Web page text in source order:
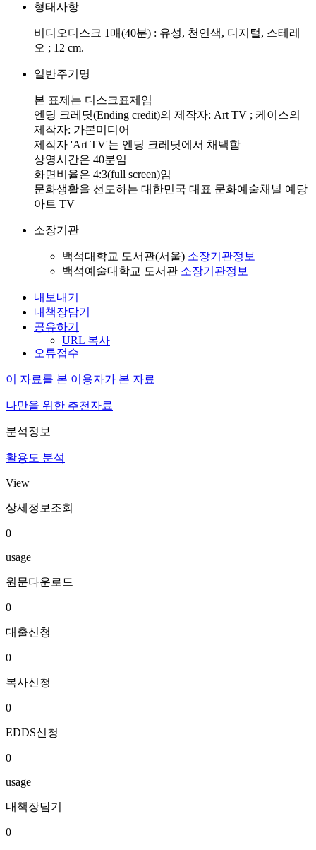
형태사항
비디오디스크 1매(40분) : 유성, 천연색, 디지털, 스테레
오 ; 12 cm.
일반주기명
본 표제는 디스크표제임
엔딩 크레딧(Ending credit)의 제작자: Art TV ; 케이스의
제작자: 가본미디어
제작자 'Art TV'는 엔딩 크레딧에서 채택함
상영시간은 40분임
화면비율은 4:3(full screen)임
문화생활을 선도하는 대한민국 대표 문화예술채널 예당
아트 TV
소장기관
백석대학교 도서관(서울) 소장기관정보
백석예술대학교 도서관 소장기관정보
내보내기
내책장담기
공유하기
URL 복사
오류접수
이 자료를 본 이용자가 본 자료
나만을 위한 추천자료
분석정보
활용도 분석
View
상세정보조회
0
usage
원문다운로드
0
대출신청
0
복사신청
0
EDDS신청
0
usage
내책장담기
0